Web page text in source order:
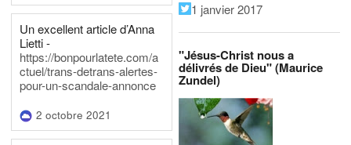
Un excellent article d’Anna
Lietti -
https://bonpourlatete.com/a
ctuel/trans-detrans-alertes-
pour-un-scandale-annonce
2 octobre 2021
1 janvier 2017
"Jésus-Christ nous a
délivrés de Dieu" (Maurice
Zundel)